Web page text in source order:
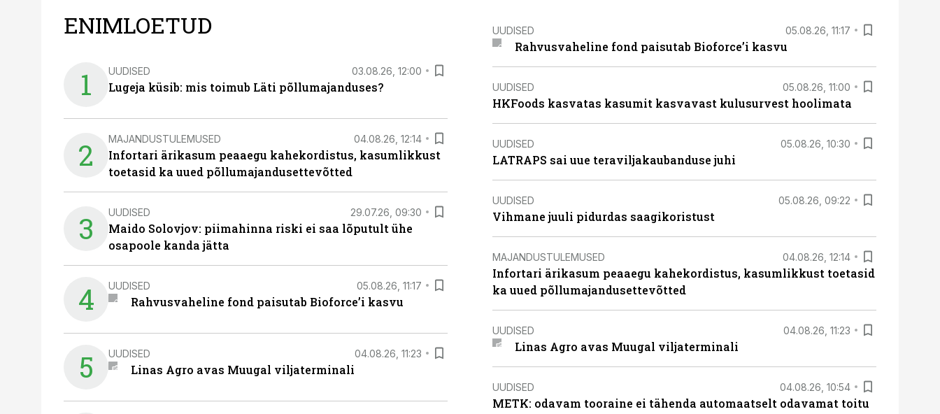
ENIMLOETUD
1 UUDISED 03.08.26, 12:00
Lugeja küsib: mis toimub Läti põllumajanduses?
2 MAJANDUSTULEMUSED 04.08.26, 12:14
Infortari ärikasum peaaegu kahekordistus, kasumlikkust
toetasid ka uued põllumajandusettevõtted
3 UUDISED 29.07.26, 09:30
Maido Solovjov: piimahinna riski ei saa lõputult ühe
osapoole kanda jätta
4 UUDISED 05.08.26, 11:17
Rahvusvaheline fond paisutab Bioforce’i kasvu
5 UUDISED 04.08.26, 11:23
Linas Agro avas Muugal viljaterminali
UUDISED 05.08.26, 11:17
Rahvusvaheline fond paisutab Bioforce’i kasvu
UUDISED 05.08.26, 11:00
HKFoods kasvatas kasumit kasvavast kulusurvest hoolimata
UUDISED 05.08.26, 10:30
LATRAPS sai uue teraviljakaubanduse juhi
UUDISED 05.08.26, 09:22
Vihmane juuli pidurdas saagikoristust
MAJANDUSTULEMUSED 04.08.26, 12:14
Infortari ärikasum peaaegu kahekordistus, kasumlikkust toetasid
ka uued põllumajandusettevõtted
UUDISED 04.08.26, 11:23
Linas Agro avas Muugal viljaterminali
UUDISED 04.08.26, 10:54
METK: odavam tooraine ei tähenda automaatselt odavamat toitu